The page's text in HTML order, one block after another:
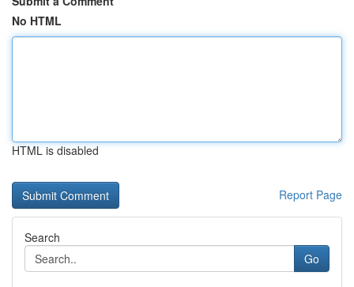
No HTML
HTML is disabled
Report Page
Search
Go